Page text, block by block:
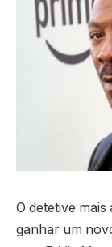
O detetive
ganhar um